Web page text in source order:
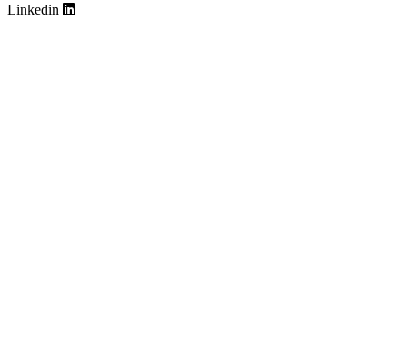
Linkedin